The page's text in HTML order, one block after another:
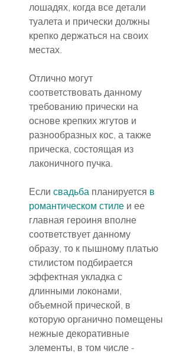
лошадях, когда все детали
туалета и прически должны
крепко держаться на своих
местах.
Отлично могут
соответствовать данному
требованию прически на
основе крепких жгутов и
разнообразных кос, а также
прическа, состоящая из
лаконичного пучка.
Если свадьба планируется в
романтическом стиле и ее
главная героиня вполне
соответствует данному
образу, то к пышному платью
стилистом подбирается
эффектная укладка с
длинными локонами,
объемной прической, в
которую органично помещены
нежные декоративные
элементы, в том числе -